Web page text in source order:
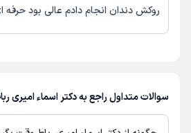
روکش دندان انجام دادم عالی بود حرفه
سوالات متداول راجع به دکتر اسماء امیری